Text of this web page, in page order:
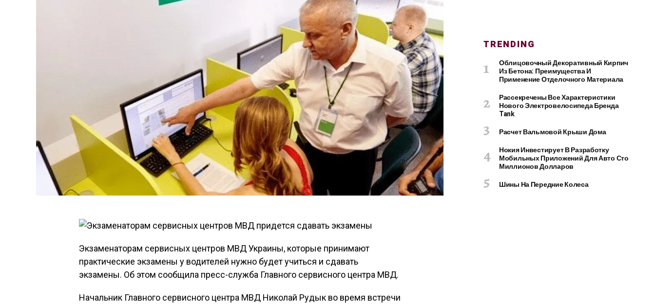
Экзаменаторам сервисных центров МВД Украины, которые принимают
практические экзамены у водителей нужно будет учиться и сдавать
экзамены. Об этом сообщила пресс-служба Главного сервисного центра МВД.
Начальник Главного сервисного центра МВД Николай Рудык во время встречи
TRENDING
Облицовочный Декоративный Кирпич
Из Бетона: Преимущества И
Применение Отделочного Материала
Рассекречены Все Характеристики
Нового Электровелосипеда Бренда
Tank
Расчет Вальмовой Крыши Дома
Нокия Инвестирует В Разработку
Мобильных Приложений Для Авто Сто
Миллионов Долларов
Шины На Передние Колеса